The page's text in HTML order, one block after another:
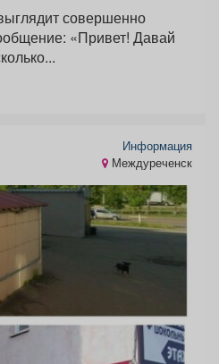
совершенно
Информация
Междуреченск